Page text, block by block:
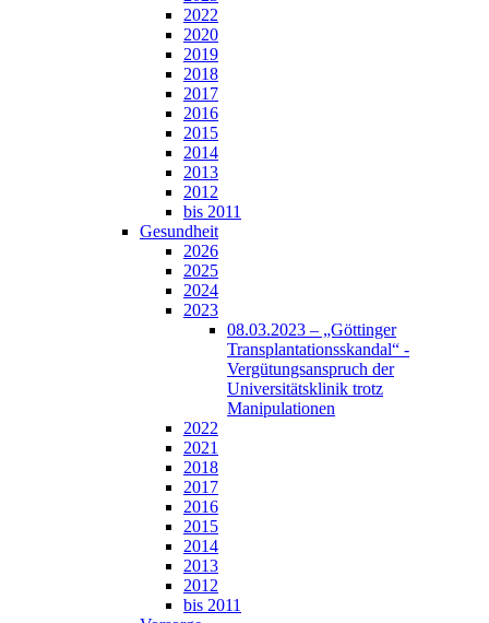
2022
2020
2019
2018
2017
2016
2015
2014
2013
2012
bis 2011
Gesundheit
2026
2025
2024
2023
08.03.2023 – „Göttinger
Transplantationsskandal“ -
Vergütungsanspruch der
Universitätsklinik trotz
Manipulationen
2022
2021
2018
2017
2016
2015
2014
2013
2012
bis 2011